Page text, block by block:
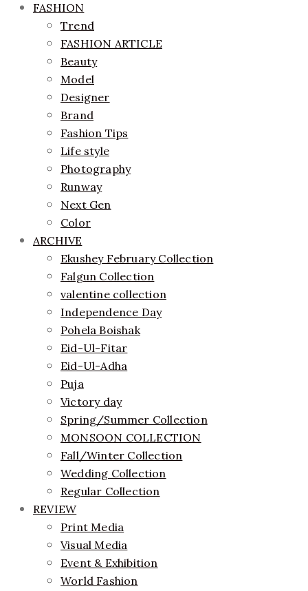
FASHION
Trend
FASHION ARTICLE
Beauty
Model
Designer
Brand
Fashion Tips
Life style
Photography
Runway
Next Gen
Color
ARCHIVE
Ekushey February Collection
Falgun Collection
valentine collection
Independence Day
Pohela Boishak
Eid-Ul-Fitar
Eid-Ul-Adha
Puja
Victory day
Spring/Summer Collection
MONSOON COLLECTION
Fall/Winter Collection
Wedding Collection
Regular Collection
REVIEW
Print Media
Visual Media
Event & Exhibition
World Fashion